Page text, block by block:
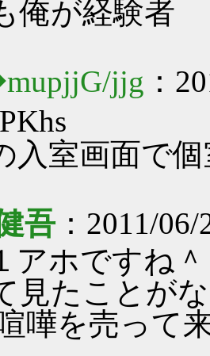
俺が経験者
jjg ：
入室画面で
吾：2011/06/
アホですね
見たことが
嘩を売って